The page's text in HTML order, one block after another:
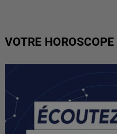
VOTRE HOROSCOPE